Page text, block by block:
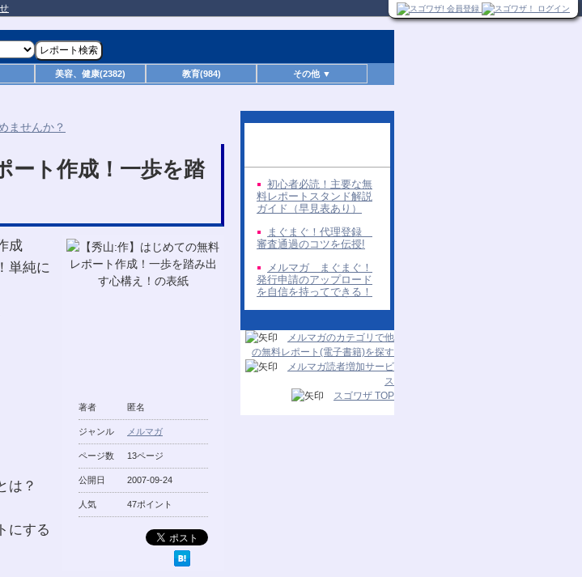
美容、健康(2382) 教育(984) その他 ▼
ート作成！一歩を踏
著者 匿名
ジャンル メルマガ
ページ数 13ページ
公開日 2007-09-24
人気 47ポイント
成
単純に
は？
にする
初心者必読！主要な無
料レポートスタンド解説
ガイド（早見表あり）
まぐまぐ！代理登録
審査通過のコツを伝授!
メルマガ まぐまぐ！
発行申請のアップロード
を自信を持ってできる！
メルマガのカテゴリで他
の無料レポート(電子書籍)を探す
メルマガ読者増加サービ
ス
スゴワザ TOP